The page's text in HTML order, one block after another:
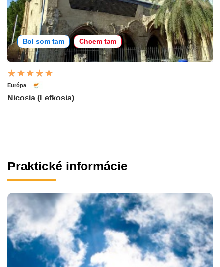
Bol som tam Chcem tam
Európa
Nicosia (Lefkosia)
Praktické informácie